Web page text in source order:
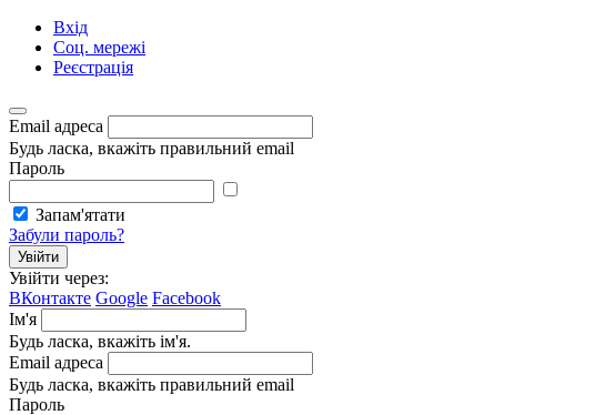
Вхід
Соц. мережі
Реєстрація
Email адреса
Будь ласка, вкажіть правильний email
Пароль
Запам'ятати
Забули пароль?
Увійти
Увійти через:
ВКонтакте Google Facebook
Ім'я
Будь ласка, вкажіть ім'я.
Email адреса
Будь ласка, вкажіть правильний email
Пароль